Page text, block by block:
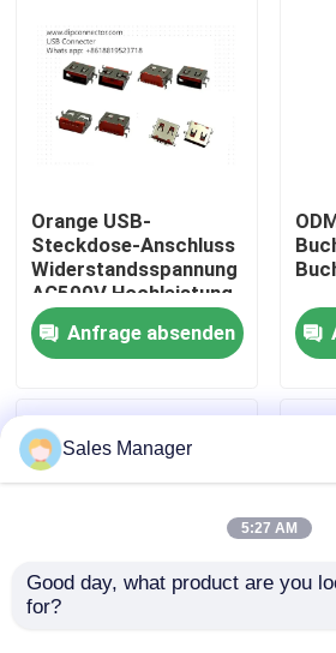
Über uns
Kontakte
DIP-USB-Anschluss
USB-Buchse
USB-Typ-C-Anschlüsse
DP-Buchsenstecker
Orange USB-
Steckdose-Anschluss
Widerstandsspannung
AC500V Hochleistung
Anfrage absenden
Sales Manager
5:27 AM
Good day, what product are you
for?